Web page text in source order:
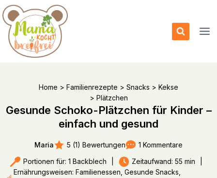
Zum
Inhalt
springen
Home > Familienrezepte > Snacks > Kekse
> Plätzchen
Gesunde Schoko-Plätzchen für Kinder –
einfach und gesund
Maria 5 (1) Bewertungen 1 Kommentare
Portionen für: 1 Backblech Zeitaufwand: 55 min
Ernährungsweisen: Familienessen, Gesunde Snacks,